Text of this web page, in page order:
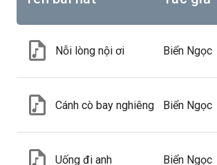
Nỗi lòng nội ơi Biển Ngọc
Cánh cò bay nghiêng về phía quê
Biển Ngọc
Uống đi anh Biển Ngọc